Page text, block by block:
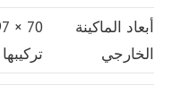
أبعاد الماكينة
الخارجي